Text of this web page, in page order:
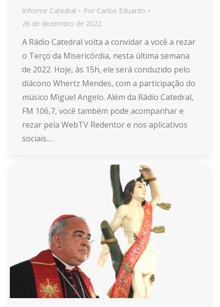
Informe Catedral Por Carlos Eduardo
26 de dezembro de 2022
A Rádio Catedral volta a convidar a você a rezar
o Terço da Misericórdia, nesta última semana
de 2022. Hoje, às 15h, ele será conduzido pelo
diácono Whertz Mendes, com a participação do
músico Miguel Angelo. Além da Rádio Catedral,
FM 106,7, você também pode acompanhar e
rezar pela WebTV Redentor e nos aplicativos
sociais.…